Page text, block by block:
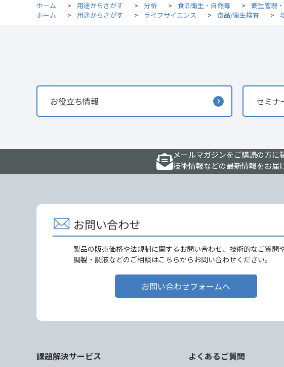
ホーム > 用途からさがす > 分析 > 食品衛生・自然毒 > 衛生管理
ホーム
> 用途からさがす > ライフサイエンス > 食品/衛生検査 >
お役立ち情報 セミナ
メールマガジンをご購読の方に
技術情報などの最新情報をお届
お問い合わせ
製品の販売価格や法規制に関するお問い合わせ、技術的なご質問
調製・調液などのご相談はこちらからお問い合わせください。
お問い合わせフォームへ
課題解決サービス よくあるご質問